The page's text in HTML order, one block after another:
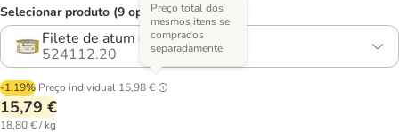
Selecionar produto (9 opções)
Filete de atum e algas
524112.20
-1.19% Preço individual 15,98 €
Preço total dos
mesmos itens se
comprados
separadamente
15,79 €
18,80 € / kg